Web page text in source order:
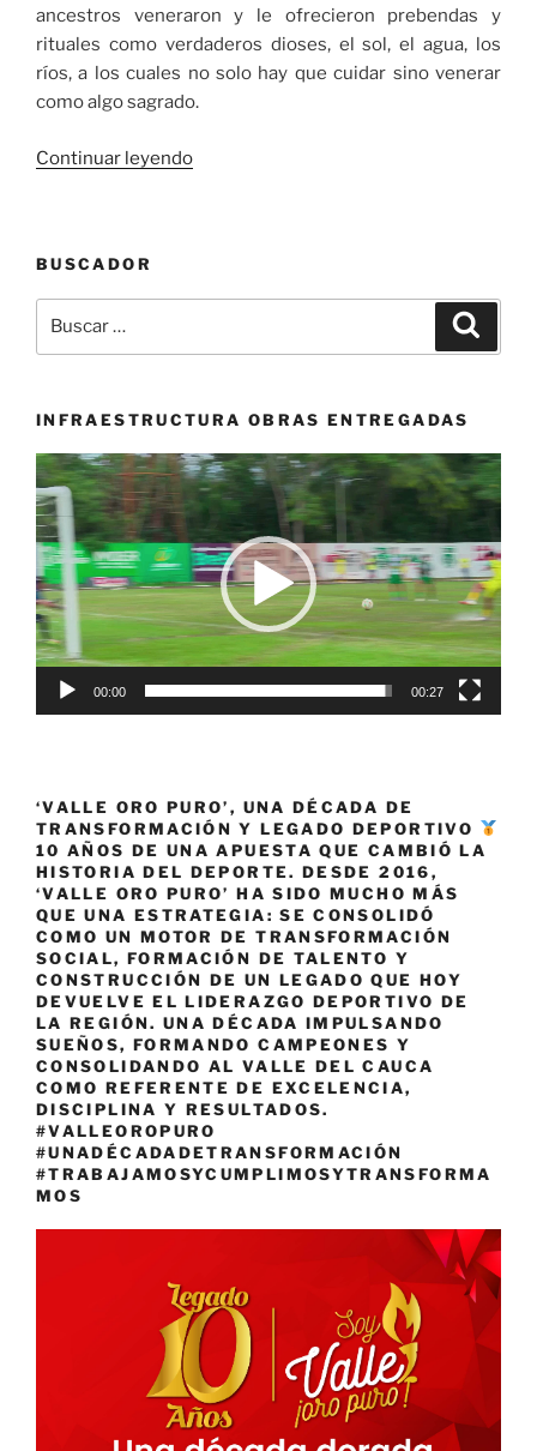
ancestros veneraron y le ofrecieron prebendas y
rituales como verdaderos dioses, el sol, el agua, los
ríos, a los cuales no solo hay que cuidar sino venerar
como algo sagrado.
Continuar leyendo«La
donde
guajiros
disfrutado
poco
con
lo
mucho
que
tenemos»
BUSCADOR
por:
INFRAESTRUCTURA OBRAS ENTREGADAS
Reproductor
de
vídeo
00:00 00:27
‘VALLE ORO PURO’, UNA DÉCADA DE
TRANSFORMACIÓN Y LEGADO DEPORTIVO
10 AÑOS DE UNA APUESTA QUE CAMBIÓ LA
HISTORIA DEL DEPORTE. DESDE 2016,
‘VALLE ORO PURO’ HA SIDO MUCHO MÁS
QUE UNA ESTRATEGIA: SE CONSOLIDÓ
COMO UN MOTOR DE TRANSFORMACIÓN
SOCIAL, FORMACIÓN DE TALENTO Y
CONSTRUCCIÓN DE UN LEGADO QUE HOY
DEVUELVE EL LIDERAZGO DEPORTIVO DE
LA REGIÓN. UNA DÉCADA IMPULSANDO
SUEÑOS, FORMANDO CAMPEONES Y
CONSOLIDANDO AL VALLE DEL CAUCA
COMO REFERENTE DE EXCELENCIA,
DISCIPLINA Y RESULTADOS.
#VALLEOROPURO
#UNADÉCADADETRANSFORMACIÓN
#TRABAJAMOSYCUMPLIMOSYTRANSFORMA
MOS